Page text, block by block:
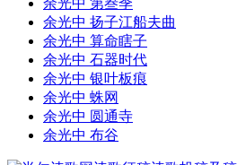
余光中 扬子江船夫曲
余光中 算命瞎子
余光中 石器时代
余光中 银叶板痕
余光中 蛛网
余光中 圆通寺
余光中 布谷